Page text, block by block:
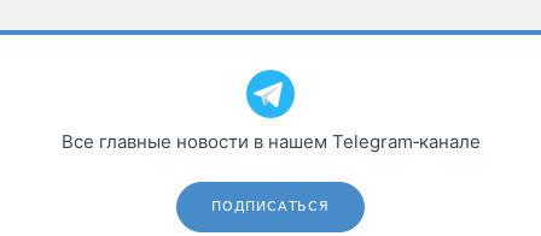
Все главные новости в нашем Telegram‑канале
ПОДПИСАТЬСЯ